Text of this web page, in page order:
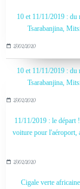
10 et 11/11/2019 : du
Tsarabanjina,
27/02/2020
10 et 11/11/2019 : du
Tsarabanjina,
27/02/2020
11/11/2019 : le départ
voiture pour l'aéroport,
27/02/2020
Cigale verte